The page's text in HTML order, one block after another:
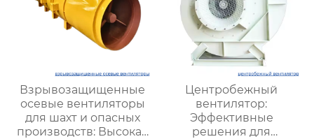
Взрывозащищенные
осевые вентиляторы
для шахт и опасных
производств: Высокая
Центробежный
вентилятор:
Эффективные
решения для